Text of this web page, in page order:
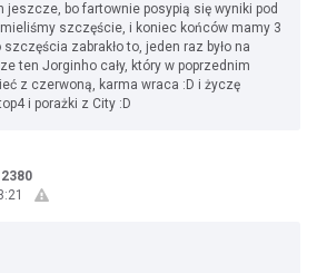
jeszcze, bo fartownie posypią się wyniki pod
szczęście, i koniec końców mamy 3
zabrakło to, jeden raz było na
ten Jorginho cały, który w poprzednim
z czerwoną, karma wraca :D i życzę
i porażki z City :D